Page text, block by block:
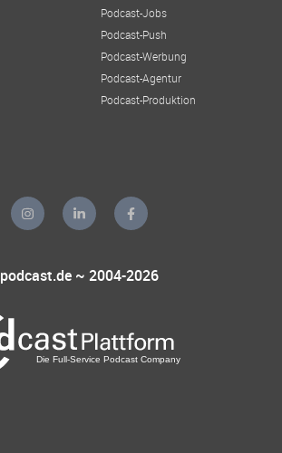
Podcast-Jobs
Podcast-Push
Podcast-Werbung
Podcast-Agentur
Podcast-Produktion
podcast.de ~ 2004-2026